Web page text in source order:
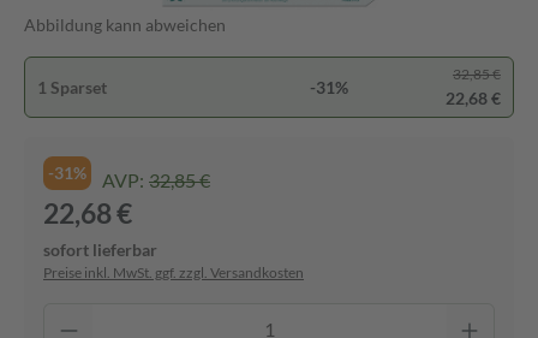
Abbildung kann abweichen
1 Sparset -31%
32,85 €
22,68 €
-31% AVP: 32,85 €
22,68 €
sofort lieferbar
Preise inkl. MwSt. ggf. zzgl. Versandkosten